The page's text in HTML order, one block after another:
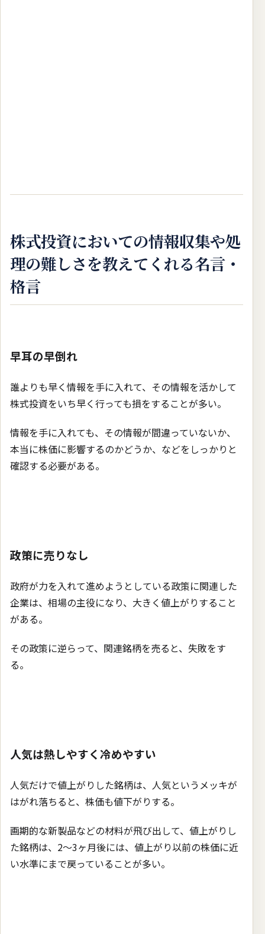
株式投資においての情報収集や処
理の難しさを教えてくれる名言・
格言
早耳の早倒れ
誰よりも早く情報を手に入れて、その情報を活かして
株式投資をいち早く行っても損をすることが多い。
情報を手に入れても、その情報が間違っていないか、
本当に株価に影響するのかどうか、などをしっかりと
確認する必要がある。
政策に売りなし
政府が力を入れて進めようとしている政策に関連した
企業は、相場の主役になり、大きく値上がりすること
がある。
その政策に逆らって、関連銘柄を売ると、失敗をす
る。
人気は熱しやすく冷めやすい
人気だけで値上がりした銘柄は、人気というメッキが
はがれ落ちると、株価も値下がりする。
画期的な新製品などの材料が飛び出して、値上がりし
た銘柄は、2〜3ヶ月後には、値上がり以前の株価に近
い水準にまで戻っていることが多い。